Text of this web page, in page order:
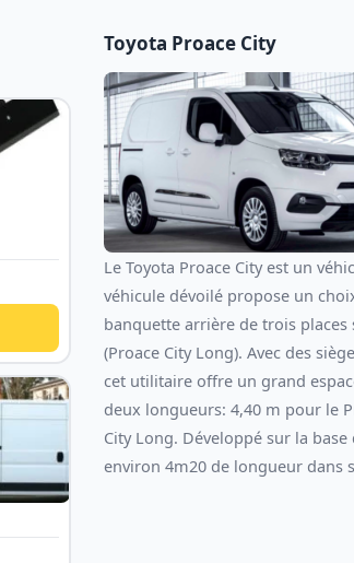
Toyota Proace City
Le Toyota Proace City est un
véhicule dévoilé propose un
banquette arrière de trois
(Proace City Long). Avec des
cet utilitaire offre un grand
deux longueurs: 4,40 m pour le
City Long. Développé sur la
environ 4m20 de longueur dans